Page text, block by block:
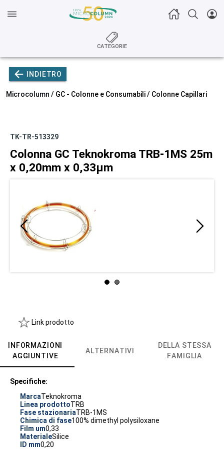
CATEGORIE
INDIETRO
Microcolumn / GC - Colonne e Consumabili/ Colonne Capillari
TK-TR-513329
Colonna GC Teknokroma TRB-1MS 25m
x 0,20mm x 0,33µm
Link prodotto
INFORMAZIONI
AGGIUNTIVE
ALTERNATIVI
DELLA STESSA
FAMIGLIA
Specifiche:
MarcaTeknokroma
Linea prodottoTRB
Fase stazionariaTRB-1MS
Chimica di fase100% dimethyl polysiloxane
Film um0,33
MaterialeSilice
ID mm0,20